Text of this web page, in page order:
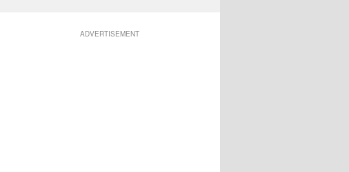
ADVERTISEMENT